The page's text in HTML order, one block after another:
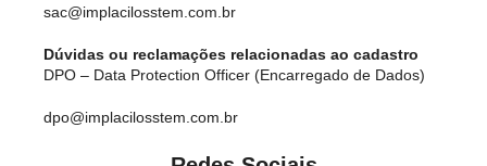
sac@implacilosstem.com.br
Dúvidas ou reclamações relacionadas ao cadastro
DPO – Data Protection Officer (Encarregado de Dados)
dpo@implacilosstem.com.br